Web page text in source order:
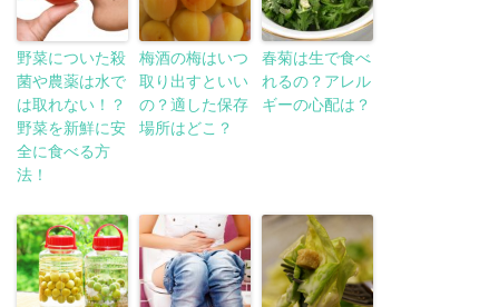
野菜についた殺
菌や農薬は水で
は取れない！？
野菜を新鮮に安
全に食べる方
法！
梅酒の梅はいつ
取り出すといい
の？適した保存
場所はどこ？
春菊は生で食べ
れるの？アレル
ギーの心配は？